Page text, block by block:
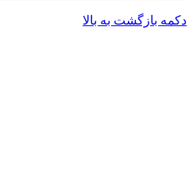
دکمه بازگشت به بالا